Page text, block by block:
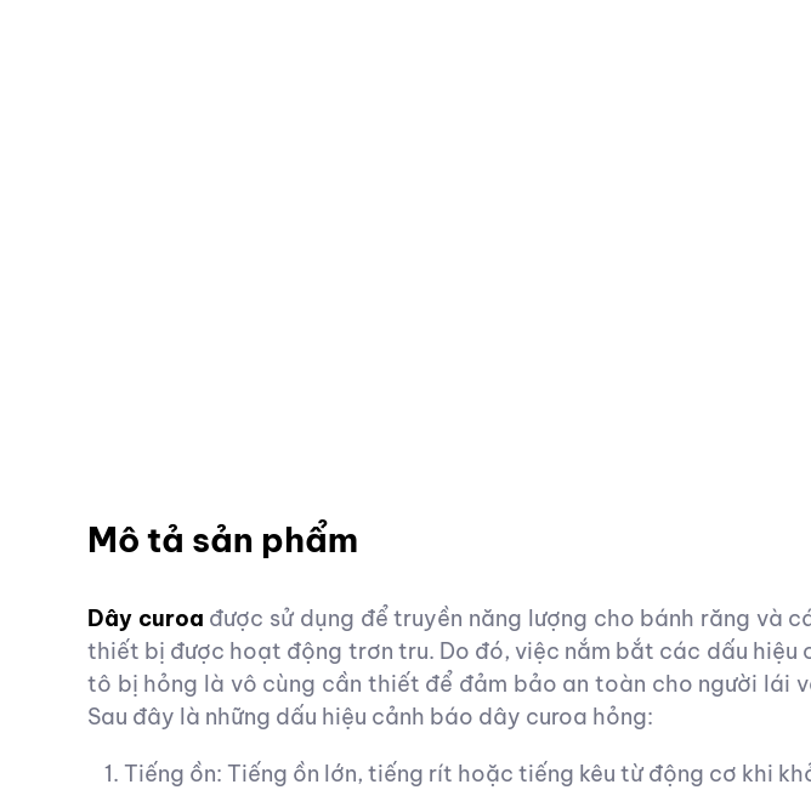
Mô tả sản phẩm
Dây curoa được sử dụng để truyền năng lượng cho bánh răng và
thiết bị được hoạt động trơn tru. Do đó, việc nắm bắt các dấu hiệu
tô bị hỏng là vô cùng cần thiết để đảm bảo an toàn cho người lái
Sau đây là những dấu hiệu cảnh báo dây curoa hỏng:
Tiếng ồn: Tiếng ồn lớn, tiếng rít hoặc tiếng kêu từ động cơ khi